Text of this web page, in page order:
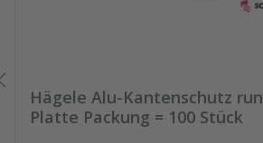
Hägele Alu-Kantenschutz
Platte Packung = 100 Stück